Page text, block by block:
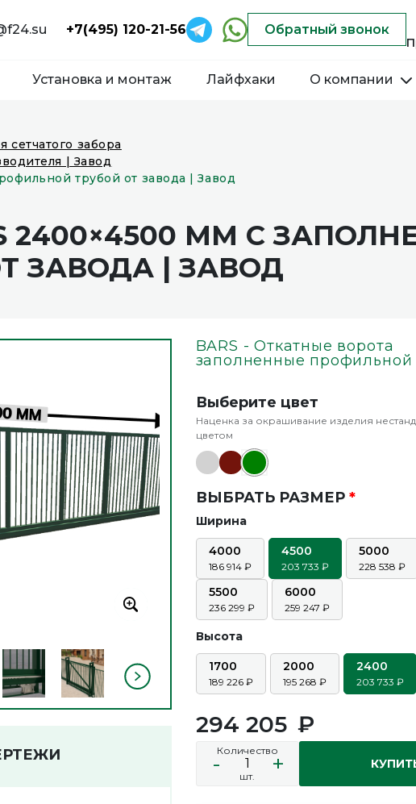
+7(495) 120-21-56 Обратный звонок
Установка и монтаж Лайфхаки О компании
сетчатого забора
| Завод
трубой от завода | Завод
2400×4500 ММ С
ЗАВОДА | ЗАВОД
BARS - Откатные ворота
заполненные профильной
Выберите цвет
Наценка за окрашивание изделия
цветом
ВЫБРАТЬ РАЗМЕР *
Ширина
4000
186 914
4500
203 733
5000
228 538
5500
236 299
6000
259 247
Высота
1700
189 226
2000
195 268
2400
203 733
294 205
Количество
- +
шт.